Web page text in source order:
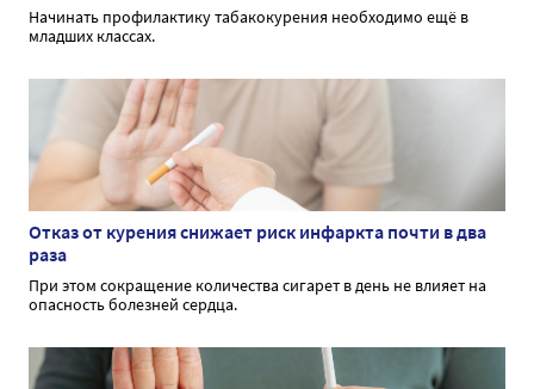
Начинать профилактику табакокурения необходимо ещё в
младших классах.
Отказ от курения снижает риск инфаркта почти в два
раза
При этом сокращение количества сигарет в день не влияет на
опасность болезней сердца.